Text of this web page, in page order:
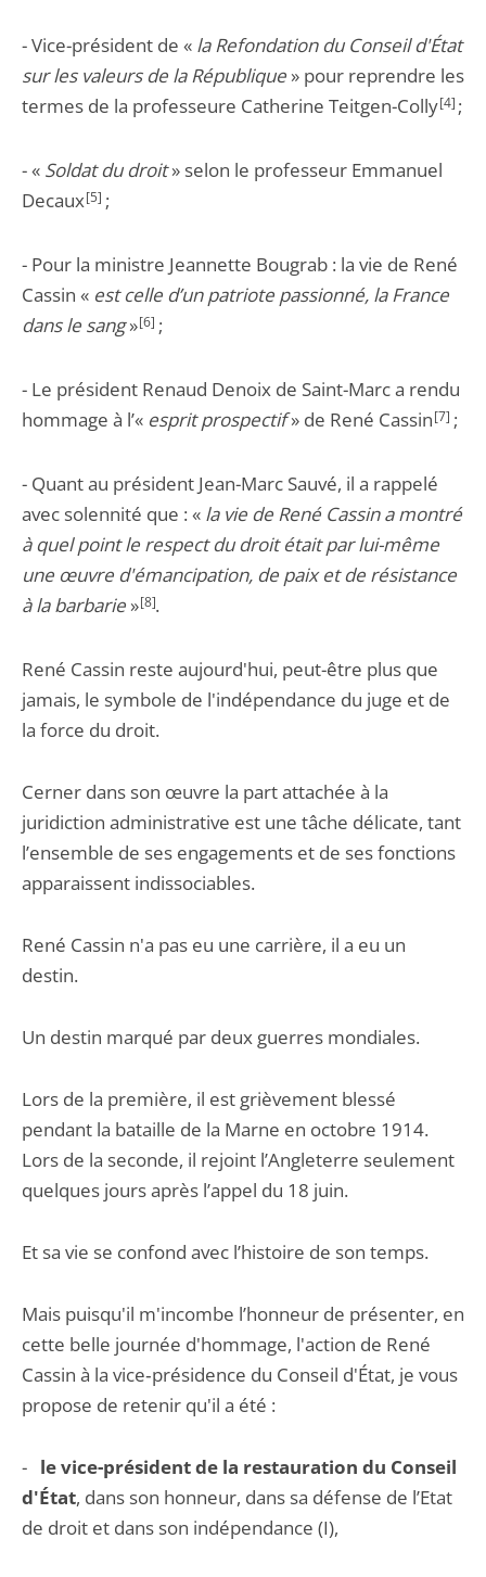
- Vice-président de « la Refondation du Conseil d'État
sur les valeurs de la République » pour reprendre les
termes de la professeure Catherine Teitgen-Colly[4] ;
- « Soldat du droit» selon le professeur Emmanuel
Decaux[5] ;
- Pour la ministre Jeannette Bougrab : la vie de René
Cassin « est celle d’un patriote passionné, la France
dans le sang»[6] ;
- Le président Renaud Denoix de Saint-Marc a rendu
hommage à l’« esprit prospectif» de René Cassin[7] ;
- Quant au président Jean-Marc Sauvé, il a rappelé
avec solennité que : « la vie de René Cassin a montré
à quel point le respect du droit était par lui-même
une œuvre d'émancipation, de paix et de résistance
à la barbarie »[8].
René Cassin reste aujourd'hui, peut-être plus que
jamais, le symbole de l'indépendance du juge et de
la force du droit.
Cerner dans son œuvre la part attachée à la
juridiction administrative est une tâche délicate, tant
l’ensemble de ses engagements et de ses fonctions
apparaissent indissociables.
René Cassin n'a pas eu une carrière, il a eu un
destin.
Un destin marqué par deux guerres mondiales.
Lors de la première, il est grièvement blessé
pendant la bataille de la Marne en octobre 1914.
Lors de la seconde, il rejoint l’Angleterre seulement
quelques jours après l’appel du 18 juin.
Et sa vie se confond avec l’histoire de son temps.
Mais puisqu'il m'incombe l’honneur de présenter, en
cette belle journée d'hommage, l'action de René
Cassin à la vice‑présidence du Conseil d'État, je vous
propose de retenir qu'il a été :
- le vice-président de la restauration du Conseil
d'État, dans son honneur, dans sa défense de l’Etat
de droit et dans son indépendance (I),